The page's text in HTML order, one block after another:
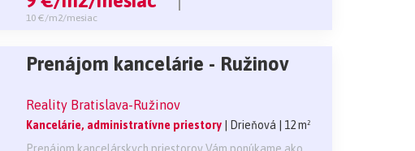
10 €/m2/mesiac
Prenájom kancelárie - Ružinov
Reality Bratislava-Ružinov
Kancelárie, administratívne priestory | Drieňová
| 12 m²